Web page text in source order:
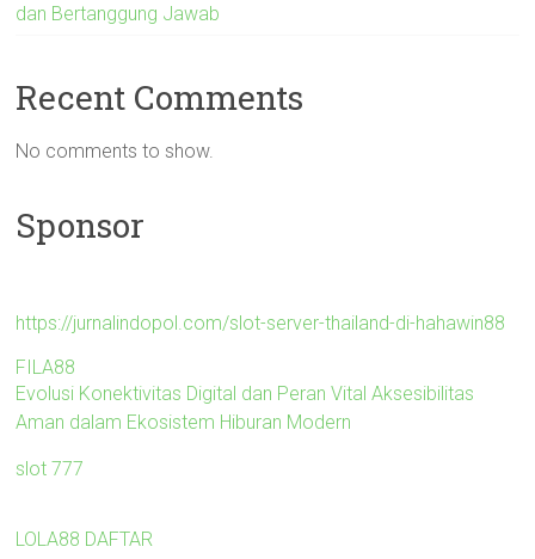
dan Bertanggung Jawab
Recent Comments
No comments to show.
Sponsor
https://jurnalindopol.com/slot-server-thailand-di-hahawin88
FILA88
Evolusi Konektivitas Digital dan Peran Vital Aksesibilitas
Aman dalam Ekosistem Hiburan Modern
slot 777
LOLA88 DAFTAR